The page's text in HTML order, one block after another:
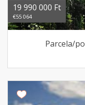
19 990 000 Ft
€55 064
Parcela/